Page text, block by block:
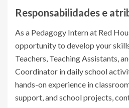
Responsabilidades e
As a Pedagogy Intern at Red
opportunity to develop your
Teachers, Teaching Assistants,
Coordinator in daily school
hands-on experience in
support, and school projects,